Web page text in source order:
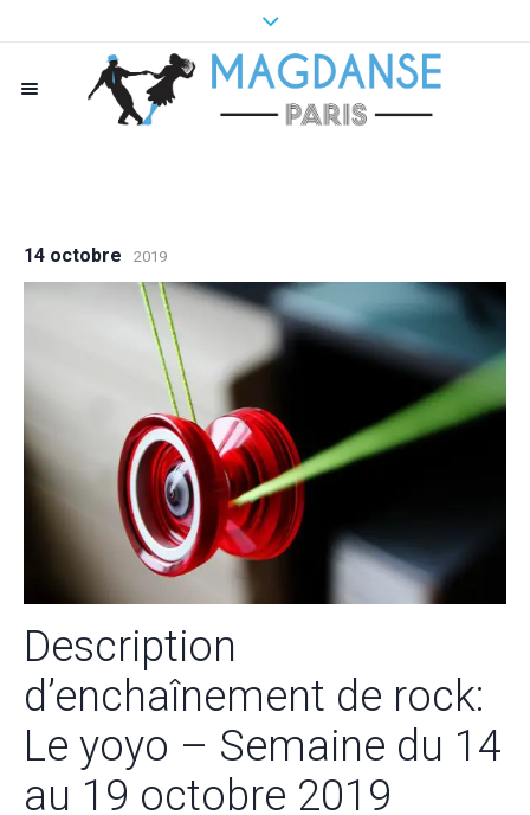
14 octobre 2019
Description
d’enchaînement de rock:
Le yoyo – Semaine du 14
au 19 octobre 2019